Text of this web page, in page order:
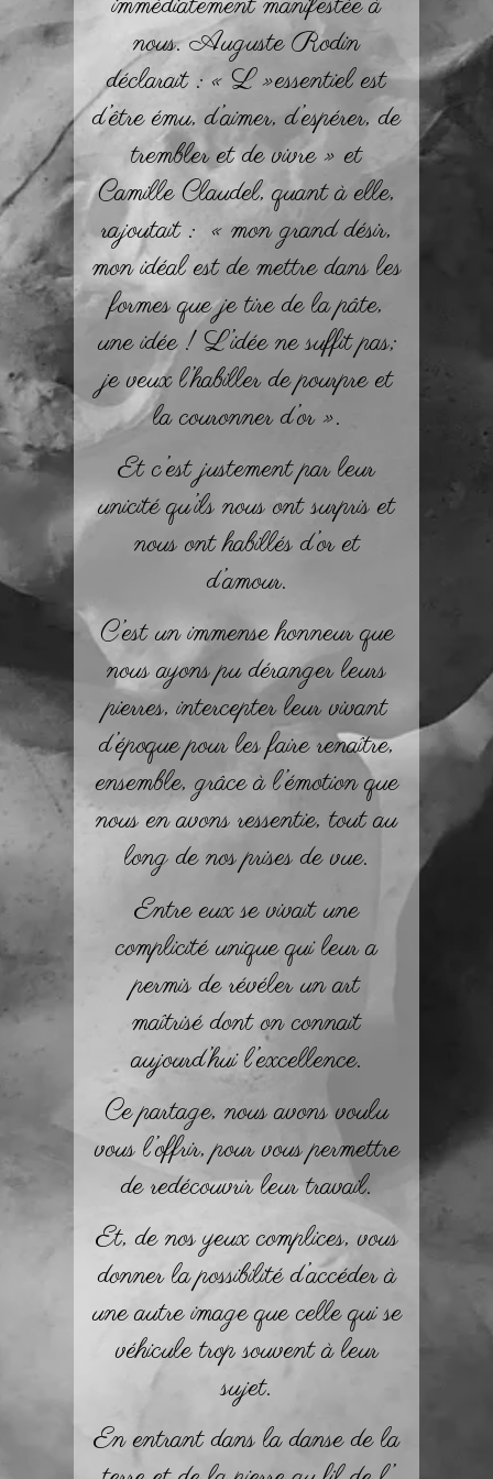
nous. Auguste Rodin
déclarait : « L »essentiel est
d’être ému, d’aimer, d’espérer, de
trembler et de vivre » et
Camille Claudel, quant à elle,
rajoutait : « mon grand désir,
mon idéal est de mettre dans les
formes que je tire de la pâte,
une idée ! L’idée ne suffit pas;
je veux l’habiller de pourpre et
la couronner d’or ».
Et c’est justement par leur
unicité qu’ils nous ont surpris et
nous ont habillés d’or et
d’amour.
C’est un immense honneur que
nous ayons pu déranger leurs
pierres, intercepter leur vivant
d’époque pour les faire renaître,
ensemble, grâce à l’émotion que
nous en avons ressentie, tout au
long de nos prises de vue.
Entre eux se vivait une
complicité unique qui leur a
permis de révéler un art
maîtrisé dont on connait
aujourd’hui l’excellence.
Ce partage, nous avons voulu
vous l’offrir, pour vous permettre
de redécouvrir leur travail.
Et, de nos yeux complices, vous
donner la possibilité d’accéder à
une autre image que celle qui se
véhicule trop souvent à leur
sujet.
En entrant dans la danse de la